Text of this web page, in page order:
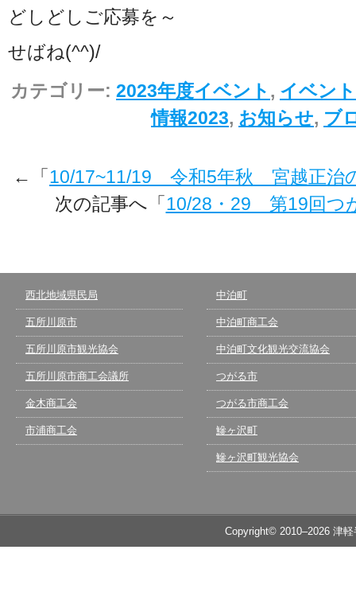
どしどしご応募を～
せばね(^^)/
カテゴリー: 2023年度イベント , イベント
情報2023, お知らせ, ブ
←「10/17~11/19 令和5年秋 宮越正治
次の記事へ「10/28・29 第19回つ
西北地域県民局
五所川原市
五所川原市観光協会
五所川原市商工会議所
金木商工会
市浦商工会
中泊町
中泊町商工会
中泊町文化観光交流協会
つがる市
つがる市商工会
鰺ヶ沢町
鰺ヶ沢町観光協会
Copyright© 2010–2026 津